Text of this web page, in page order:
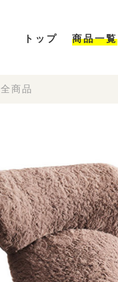
トップ 商品一覧
全商品